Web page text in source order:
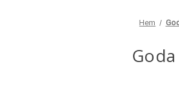
Hem